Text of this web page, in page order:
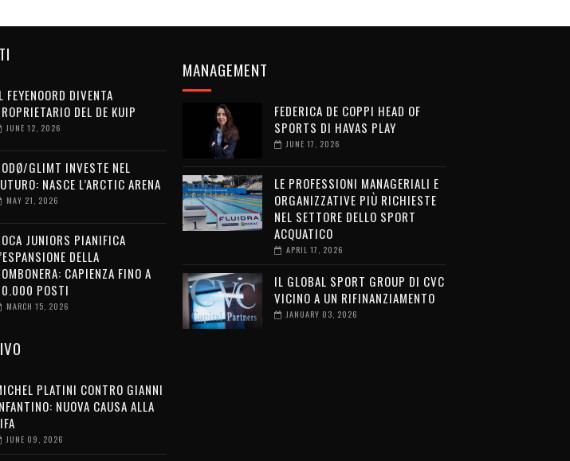
FEYENOORD DIVENTA
DEL DE KUIP
JUNE 12, 2026
GLIMT INVESTE NEL
NASCE L’ARCTIC ARENA
MAY 21, 2026
JUNIORS PIANIFICA
DELLA
CAPIENZA FINO A
POSTI
MARCH 15, 2026
PLATINI CONTRO GIANNI
NUOVA CAUSA ALLA
JUNE 09, 2026
MANAGEMENT
FEDERICA DE COPPI HEAD OF
SPORTS DI HAVAS PLAY
JUNE 17, 2026
LE PROFESSIONI MANAGERIALI E
ORGANIZZATIVE PIÙ RICHIESTE
NEL SETTORE DELLO SPORT
ACQUATICO
APRIL 17, 2026
IL GLOBAL SPORT GROUP DI CVC
VICINO A UN RIFINANZIAMENTO
JANUARY 03, 2026